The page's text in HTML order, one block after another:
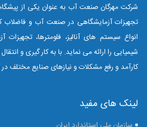
شرکت مهرگان صنعت آب به عنوان یکی از
تجهیزات آزمایشگاهی در صنعت آب و فاضلاب
انواع سیستم های آنالیز، فلومترها،
شیمیایی را ارائه می نماید. با به کار گیری و
کارآمد و رفع مشکلات و نیازهای صنایع مختلف در
لینک های مفید